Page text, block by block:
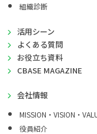
組織診断
活用シーン
よくある質問
お役立ち資料
CBASE MAGAZINE
会社情報
MISSION・VISION・
役員紹介